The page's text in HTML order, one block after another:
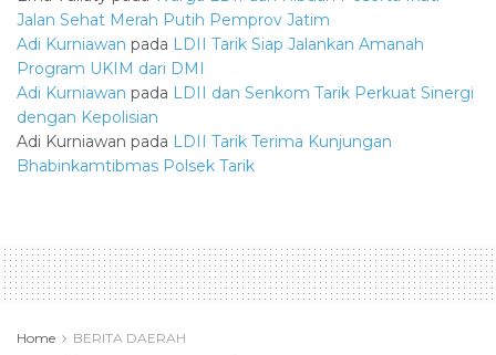
Jalan Sehat Merah Putih Pemprov Jatim
Adi Kurniawan pada LDII Tarik Siap Jalankan Amanah
Program UKIM dari DMI
Adi Kurniawan pada LDII dan Senkom Tarik Perkuat Sinergi
dengan Kepolisian
Adi Kurniawan pada LDII Tarik Terima Kunjungan
Bhabinkamtibmas Polsek Tarik
Home BERITA DAERAH